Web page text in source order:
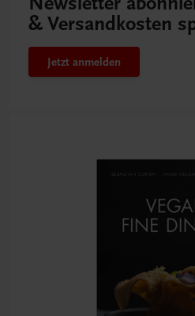
& Versandkosten
Jetzt anmelden